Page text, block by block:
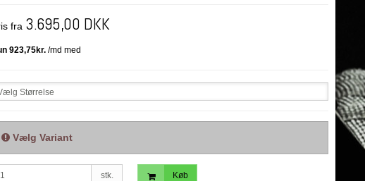
fra 3.695,00 DKK
Størrelse
Vælg Variant
stk. Køb